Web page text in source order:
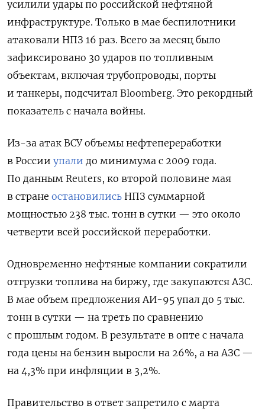
усилили удары по российской нефтяной
инфраструктуре. Только в мае беспилотники
атаковали НПЗ 16 раз. Всего за месяц было
зафиксировано 30 ударов по топливным
объектам, включая трубопроводы, порты
и танкеры, подсчитал Bloomberg. Это рекордный
показатель с начала войны.
Из-за атак ВСУ объемы нефтепереработки
в России упали до минимума с 2009 года.
По данным Reuters, ко второй половине мая
в стране остановились НПЗ суммарной
мощностью 238 тыс. тонн в сутки — это около
четверти всей российской переработки.
Одновременно нефтяные компании сократили
отгрузки топлива на биржу, где закупаются АЗС.
В мае объем предложения АИ-95 упал до 5 тыс.
тонн в сутки — на треть по сравнению
с прошлым годом. В результате в опте с начала
года цены на бензин выросли на 26%, а на АЗС —
на 4,3% при инфляции в 3,2%.
Правительство в ответ запретило с марта